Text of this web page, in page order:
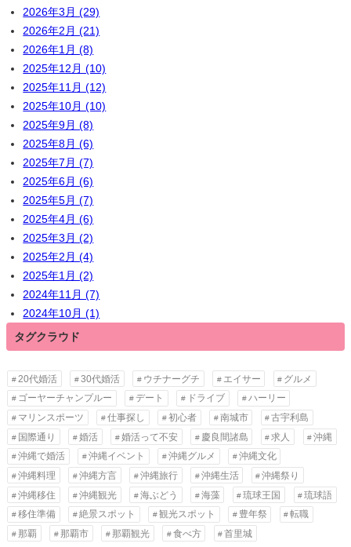
2026年3月 (29)
2026年2月 (21)
2026年1月 (8)
2025年12月 (10)
2025年11月 (12)
2025年10月 (10)
2025年9月 (8)
2025年8月 (6)
2025年7月 (7)
2025年6月 (6)
2025年5月 (7)
2025年4月 (6)
2025年3月 (2)
2025年2月 (4)
2025年1月 (2)
2024年11月 (7)
2024年10月 (1)
タグクラウド
20代婚活 30代婚活 ウチナーグチ エイサー
グルメ
ゴーヤーチャンプルー
デート ドライブ
ハーリー
マリンスポーツ
仕事探し 初心者 南城市
古宇利島
国際通り
婚活 婚活って不安 慶良間諸島 求人
沖縄
沖縄で婚活
沖縄イベント 沖縄グルメ
沖縄文化
沖縄料理
沖縄方言 沖縄旅行 沖縄生活
沖縄祭り
沖縄移住
沖縄観光 海ぶどう 海藻 琉球王国
琉球語
移住準備
絶景スポット 観光スポット 豊年祭
転職
那覇
那覇市 那覇観光 食べ方 首里城